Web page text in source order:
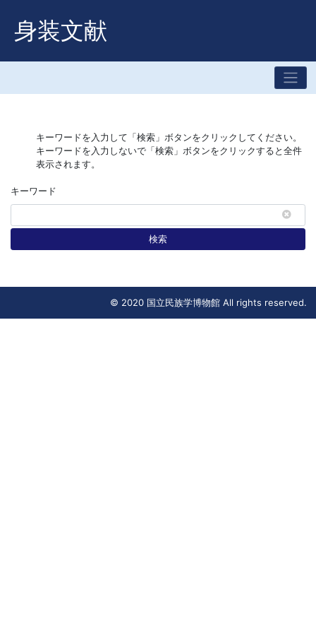
身装文献
キーワードを入力して「検索」ボタンをクリックしてください。
キーワードを入力しないで「検索」ボタンをクリックすると全件
表示されます。
キーワード
検索
© 2020 国立民族学博物館 All rights reserved.